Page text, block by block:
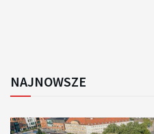
NAJNOWSZE